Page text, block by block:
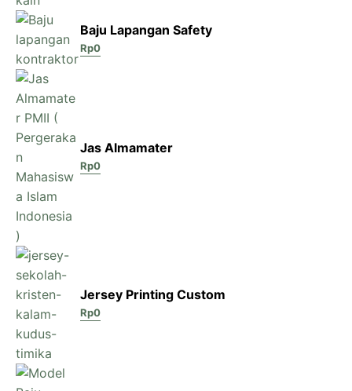
Baju Lapangan Safety
Rp0
Jas Almamater
Rp0
Jersey Printing Custom
Rp0